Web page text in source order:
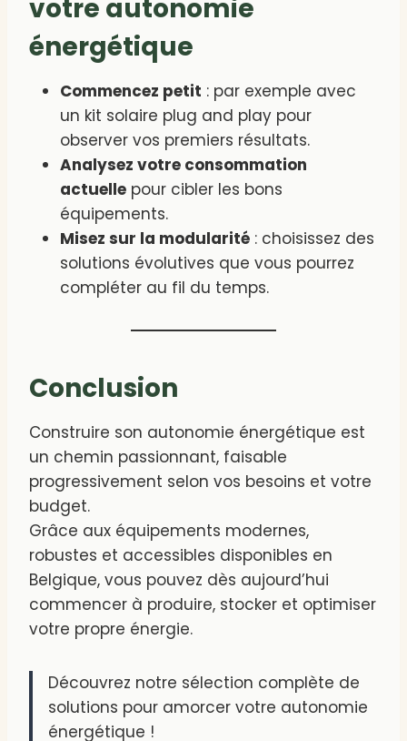
votre autonomie
énergétique
Commencez petit : par exemple avec
un kit solaire plug and play pour
observer vos premiers résultats.
Analysez votre consommation
actuelle pour cibler les bons
équipements.
Misez sur la modularité : choisissez des
solutions évolutives que vous pourrez
compléter au fil du temps.
Conclusion
Construire son autonomie énergétique est
un chemin passionnant, faisable
progressivement selon vos besoins et votre
budget.
Grâce aux équipements modernes,
robustes et accessibles disponibles en
Belgique, vous pouvez dès aujourd’hui
commencer à produire, stocker et optimiser
votre propre énergie.
Découvrez notre sélection complète de
solutions pour amorcer votre autonomie
énergétique !